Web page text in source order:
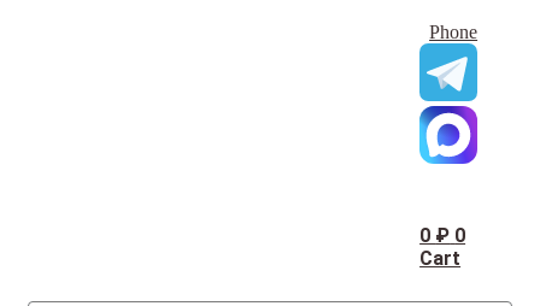
Phone
0 ₽ 0
Cart